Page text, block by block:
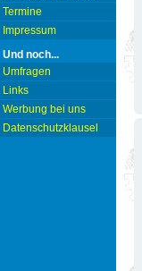
Termine
Impressum
Und noch...
Umfragen
Links
Werbung bei uns
Datenschutzklausel